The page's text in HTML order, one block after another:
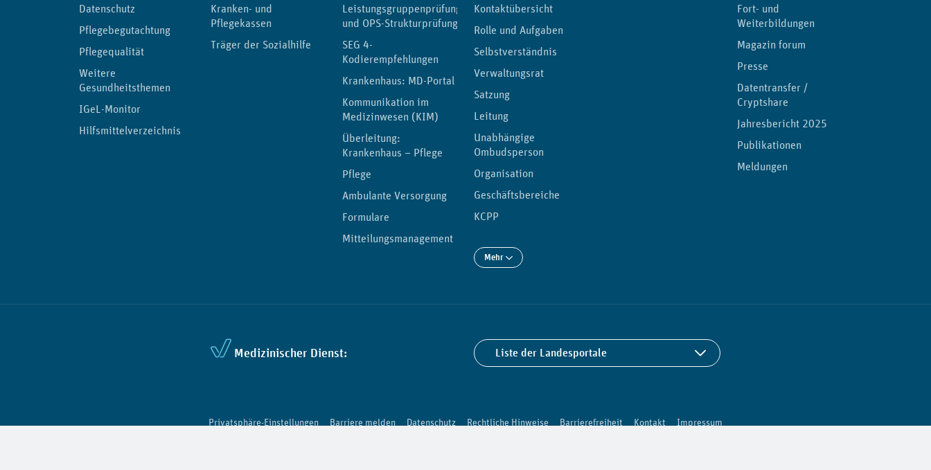
Datenschutz
Pflegebegutachtung
Pflegequalität
Weitere
Gesundheitsthemen
IGeL-Monitor
Hilfsmittelverzeichnis
Kranken- und
Pflegekassen
Träger der Sozialhilfe
Leistungsgruppenprüfung
und OPS-Strukturprüfung
SEG 4-
Kodierempfehlungen
Krankenhaus: MD-Portal
Kommunikation im
Medizinwesen (KIM)
Überleitung:
Krankenhaus – Pflege
Pflege
Ambulante Versorgung
Formulare
Mitteilungsmanagement
Kontaktübersicht
Rolle und Aufgaben
Selbstverständnis
Verwaltungsrat
Satzung
Leitung
Unabhängige
Ombudsperson
Organisation
Geschäftsbereiche
KCPP
Mehr
Fort- und
Weiterbildungen
Magazin forum
Presse
Datentransfer /
Cryptshare
Jahresbericht 2025
Publikationen
Meldungen
Medizinischer Dienst: Liste der Landesportale
Privatsphäre-Einstellungen Barriere melden Datenschutz Rechtliche Hinweise Barrierefreiheit Kontakt Impressum